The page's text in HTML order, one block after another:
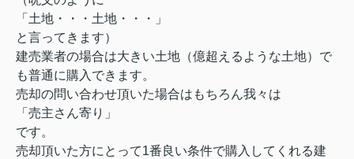
「土地・・・土地・・・」
と言ってきます）
建売業者の場合は大きい土地（億超えるような土地）で
も普通に購入できます。
売却の問い合わせ頂いた場合はもちろん我々は
「売主さん寄り」
です。
売却頂いた方にとって1番良い条件で購入してくれる建